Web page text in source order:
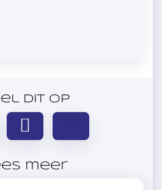
dit op
meer